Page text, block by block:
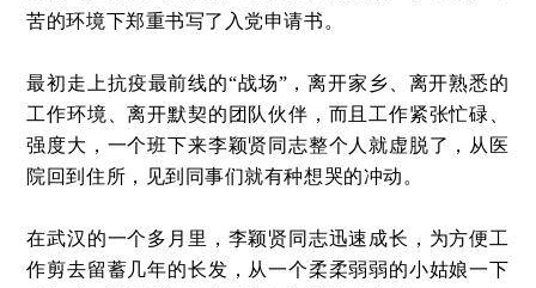
苦的环境下郑重书写了入党申请书。
最初走上抗疫最前线的“战场”，离开家乡、离开熟悉的
工作环境、离开默契的团队伙伴，而且工作紧张忙碌、
强度大，一个班下来李颖贤同志整个人就虚脱了，从医
院回到住所，见到同事们就有种想哭的冲动。
在武汉的一个多月里，李颖贤同志迅速成长，为方便工
作剪去留蓄几年的长发，从一个柔柔弱弱的小姑娘一下